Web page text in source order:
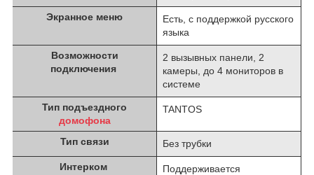
Экранное меню
Есть, с поддержкой русского
языка
Возможности
подключения
2 вызывных панели, 2
камеры, до 4 мониторов в
системе
Тип подъездного
домофона
TANTOS
Тип связи Без трубки
Интерком Поддерживается